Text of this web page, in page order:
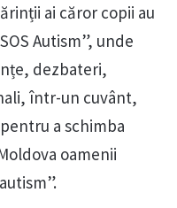
ai căror copii au
Autism”, unde
dezbateri,
într-un cuvânt,
a schimba
oamenii